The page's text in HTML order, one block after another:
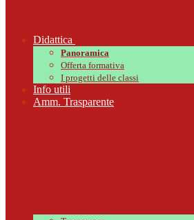
Didattica
Panoramica
Offerta formativa
I progetti delle classi
Info utili
Amm. Trasparente